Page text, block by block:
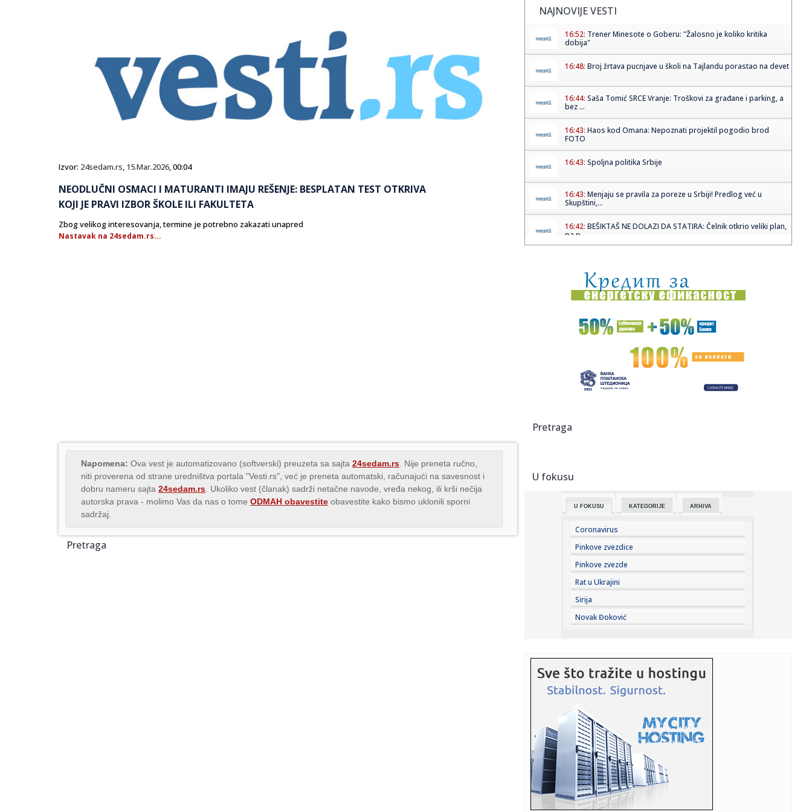
Izvor: 24sedam.rs, 15.Mar.2026, 00:04
NEODLUČNI OSMACI I MATURANTI IMAJU REŠENJE: BESPLATAN TEST OTKRIVA
KOJI JE PRAVI IZBOR ŠKOLE ILI FAKULTETA
Zbog velikog interesovanja, termine je potrebno zakazati unapred
Nastavak na 24sedam.rs...
Napomena: Ova vest je automatizovano (softverski) preuzeta sa sajta 24sedam.rs . Nije preneta ručno,
niti proverena od strane uredništva portala "Vesti.rs", već je preneta automatski, računajući na savesnost i
dobru nameru sajta 24sedam.rs . Ukoliko vest (članak) sadrži netačne navode, vređa nekog, ili krši nečija
autorska prava - molimo Vas da nas o tome ODMAH obavestite obavestite kako bismo uklonili sporni
sadržaj.
Pretraga
NAJNOVIJE VESTI
16:52: Trener Minesote o Goberu: "Žalosno je koliko kritika
dobija"
16:48: Broj žrtava pucnjave u školi na Tajlandu porastao na devet
16:44: Saša Tomić SRCE Vranje: Troškovi za građane i parking, a
bez ...
16:43: Haos kod Omana: Nepoznati projektil pogodio brod
FOTO
16:43: Spoljna politika Srbije
16:43: Menjaju se pravila za poreze u Srbiji! Predlog već u
Skupštini,...
16:42: BEŠIKTAŠ NE DOLAZI DA STATIRA: Čelnik otkrio veliki plan,
pa p...
16:36:Pavlović odigrao poluvreme – Stanković dobio pola sata
protiv...
16:32:Fudbal: Radnik na teškom iskušenju u Novom Sadu
Bivša Gučijeva žena hitno hospitalizovana; Pozlilo joj na
16:30:Mitropolit niški Arsenije na proslavi Preobraženja
16:27:
16:26:
Brena i Boba izdaju luks jahtu vrednu šest miliona evra:
16:25:Cirkus – Kanter i Vajt hoće u WNBA: "Demonizacija grupe
ljudi....
16:20:Бар: Два света у једном граду
16:22:Dvojica radnika povređena u fabrici u Kikindi
16:17: Povrijeđeni motociklista kod Brčkog van životne opasnosti
16:17:
ritmove
16:17:Nada Topčagić iskreno o prolaznosti i najvećem strahu:
"Velika...
16:17:Najveća željezara iz Afrike dolazi u BiH, velika prilika za
dom...
16:17:Gmail uvodi velike promjene od 2027. godine: Milioni
Pretraga
U fokusu
U FOKUSU KATEGORIJE ARHIVA
Coronavirus
Pinkove zvezdice
Pinkove zvezde
Rat u Ukrajini
Sirija
Novak Đoković